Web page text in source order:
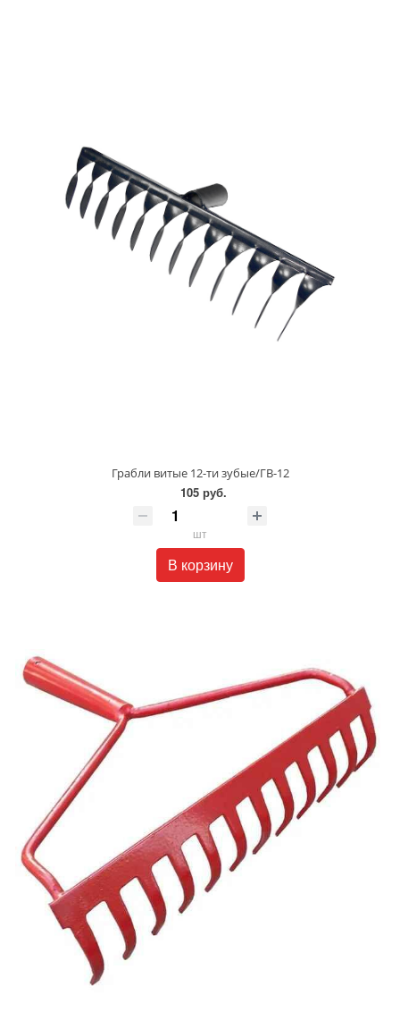
Грабли витые 12-ти зубые/ГВ-12
105 руб.
шт
В корзину